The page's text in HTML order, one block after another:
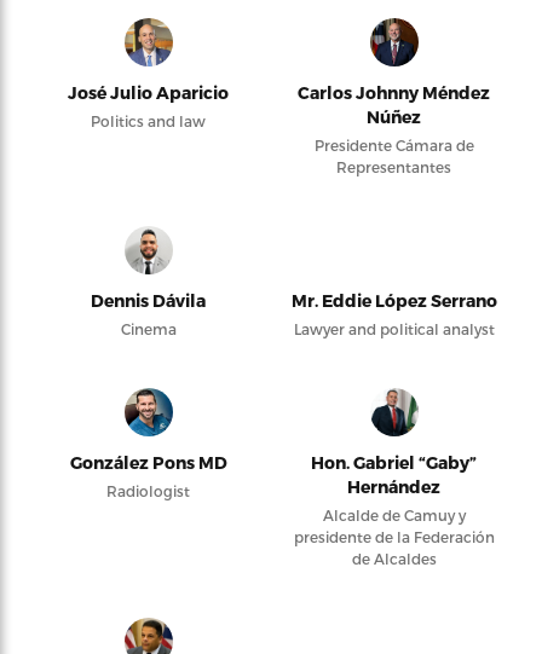
José Julio Aparicio
Politics and law
Carlos Johnny Méndez
Núñez
Presidente Cámara de
Representantes
Dennis Dávila
Cinema
Mr. Eddie López Serrano
Lawyer and political analyst
González Pons MD
Radiologist
Hon. Gabriel “Gaby”
Hernández
Alcalde de Camuy y
presidente de la Federación
de Alcaldes